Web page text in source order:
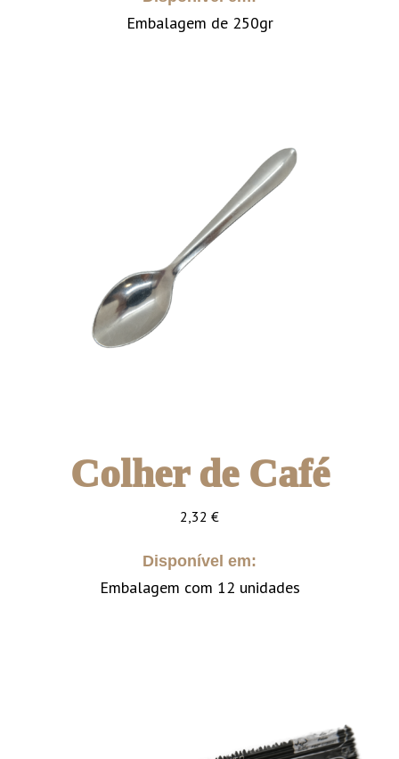
Embalagem de 250gr
Colher de Café
2,32 €
Disponível em:
Embalagem com 12 unidades